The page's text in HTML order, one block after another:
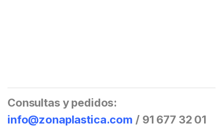
Consultas y pedidos:
info@zonaplastica.com / 91 677 32 01